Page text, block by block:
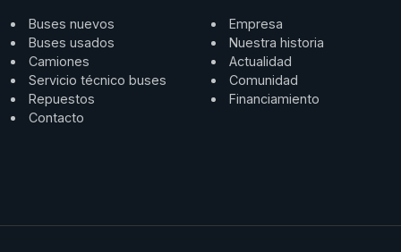
Buses nuevos
Buses usados
Camiones
Servicio técnico buses
Repuestos
Contacto
Empresa
Nuestra historia
Actualidad
Comunidad
Financiamiento